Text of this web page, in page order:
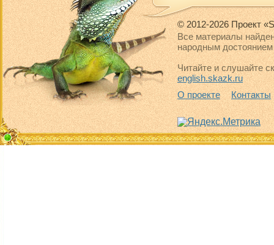
© 2012-2026 Проект
Все материалы
народным достоянием
Читайте и слушайте
english.skazk.ru
О проекте
Контакты